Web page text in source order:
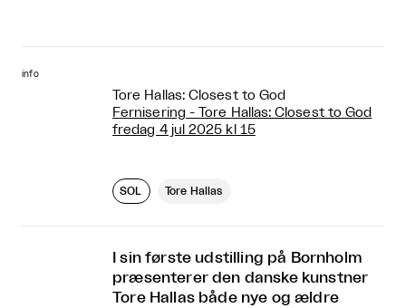
info
Tore Hallas: Closest to God
Fernisering - Tore Hallas: Closest to God
fredag 4 jul 2025 kl 15
SOL Tore Hallas
I sin første udstilling på Bornholm
præsenterer den danske kunstner
Tore Hallas både nye og ældre